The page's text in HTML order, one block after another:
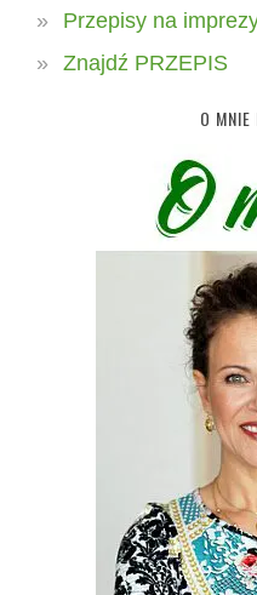
Przepisy na
Znajdź PRZEPIS
O